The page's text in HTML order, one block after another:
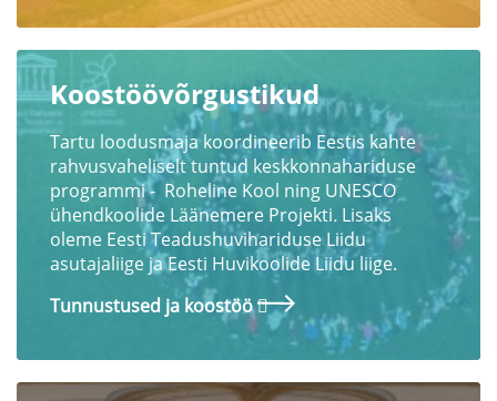
Koostöövõrgustikud
Tartu loodusmaja koordineerib Eestis kahte
rahvusvaheliselt tuntud keskkonnahariduse
programmi - Roheline Kool ning UNESCO
ühendkoolide Läänemere Projekti. Lisaks
oleme Eesti Teadushuvihariduse Liidu
asutajaliige ja Eesti Huvikoolide Liidu liige.
Tunnustused ja koostöö